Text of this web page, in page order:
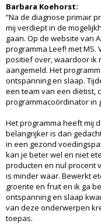
Barbara Koehorst:
“Na de diagnose primair
mij verdiept in de
gaan. Op de website van
programma Leef! met
positief over, waardoor ik
aangemeld. Het
ontspanning en slaap.
een team van een diëtist,
programmacoördinator in
Het programma heeft mij
belangrijker is dan
in een gezond
kan je beter wel en niet
producten en nul procent
is minder waar. Bewerkt
groente en fruit en ik ga
ontspanning en slaap
van deze onderwerpen
toepas.